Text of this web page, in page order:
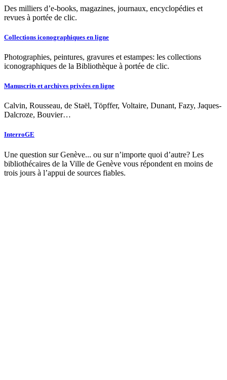
Des milliers d’e-books, magazines, journaux, encyclopédies et
revues à portée de clic.
Collections iconographiques en ligne
Photographies, peintures, gravures et estampes: les collections
iconographiques de la Bibliothèque à portée de clic.
Manuscrits et archives privées en ligne
Calvin, Rousseau, de Staël, Töpffer, Voltaire, Dunant, Fazy, Jaques-
Dalcroze, Bouvier…
InterroGE
Une question sur Genève... ou sur n’importe quoi d’autre? Les
bibliothécaires de la Ville de Genève vous répondent en moins de
trois jours à l’appui de sources fiables.